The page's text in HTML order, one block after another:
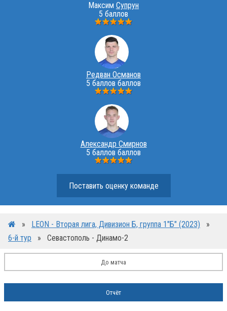
Максим Супрун
5 баллов
Редван Османов
5 баллов баллов
Александр Смирнов
5 баллов баллов
Поставить оценку команде
» LEON - Вторая лига, Дивизион Б, группа 1"Б" (2023)
»
6-й тур
» Севастополь - Динамо-2
До матча
Отчёт